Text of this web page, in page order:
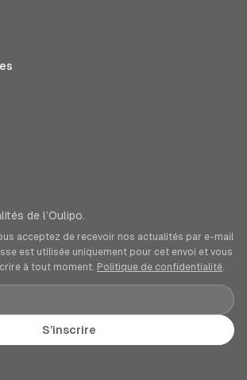
de l’Oulipo.
acceptez de recevoir nos actualités par e-mail
est utilisée uniquement pour cet envoi et vous
à tout moment. Politique de confidentialité.
S’inscrire